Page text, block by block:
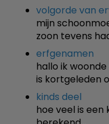
volgorde van
mijn
zoon tevens
erfgenamen
hallo ik
is kortgeleden
kinds deel
hoe veel is